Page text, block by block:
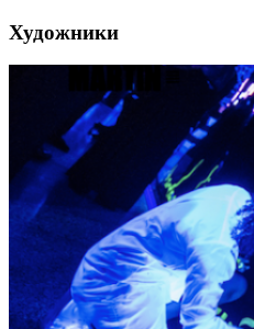
Художники